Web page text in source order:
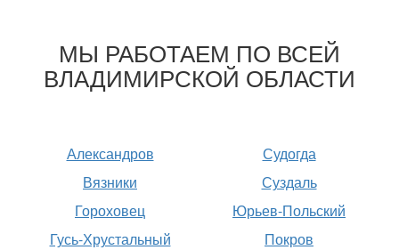
МЫ РАБОТАЕМ ПО ВСЕЙ
ВЛАДИМИРСКОЙ ОБЛАСТИ
Александров
Вязники
Гороховец
Гусь-Хрустальный
Судогда
Суздаль
Юрьев-Польский
Покров